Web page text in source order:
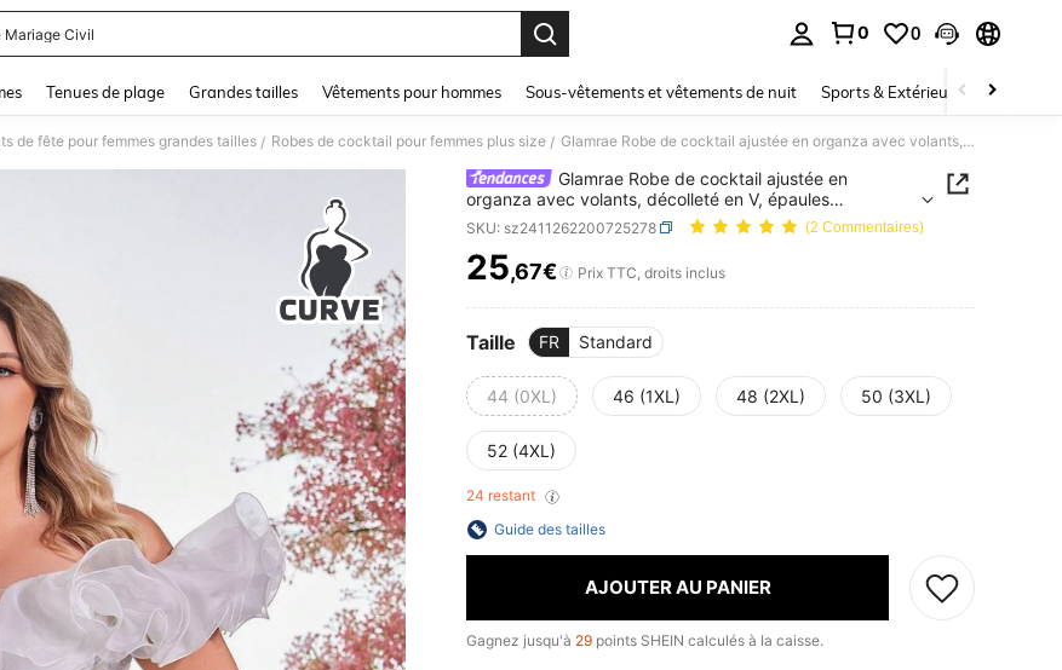
Mariage Civil
0 0
Tenues de plage Grandes tailles Vêtements pour hommes Sous-vêtements et vêtements de nuit Sports & Extérieur Enfants
de fête pour femmes grandes tailles / Robes de cocktail pour femmes plus size / Glamrae Robe de cocktail ajustée en organza avec volants, décolleté en V, épaules dénudées, ornée de sequins, pour fête ou mariage, grande taille, élégante et romantique
Glamrae Robe de cocktail ajustée en
organza avec volants, décolleté en V, épaules
dénudées, ornée de sequins, pour fête ou mariage,
grande taille, élégante et romantique
SKU: sz2411262200725278 (2 Commentaires)
PRICE AND AVAILABILITY
25,67€ Prix TTC, droits inclus
Taille FR Standard
44 (0XL) 46 (1XL) 48 (2XL) 50 (3XL)
52 (4XL)
24 restant
Guide des tailles
AJOUTER AU PANIER
Gagnez jusqu'à 29 points SHEIN calculés à la caisse.